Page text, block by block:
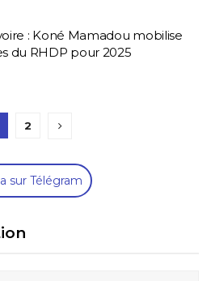
: Koné Mamadou mobilise
du RHDP pour 2025
2
sur Télégram